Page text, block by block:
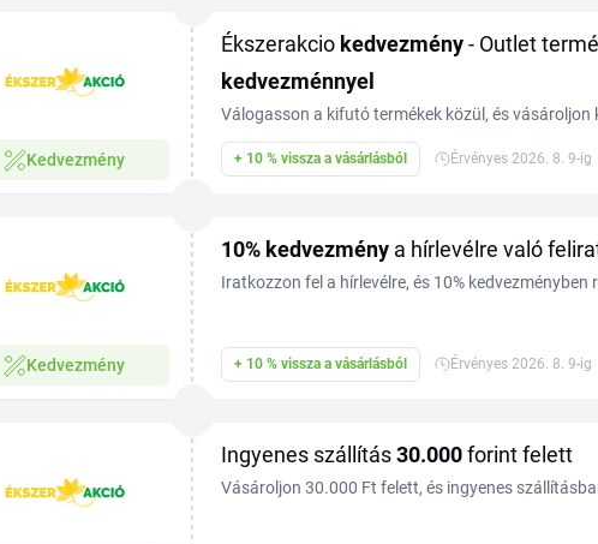
Kedvezmény
Ékszerakcio kedvezmény- Outlet
kedvezménnyel
Válogasson a kifutó termékek közül, és vásároljon
+ 10 % vissza a vásárlásból Érvényes 2026. 8. 9-ig
Kedvezmény
10% kedvezmény a hírlevélre való
Iratkozzon fel a hírlevélre, és 10% kedvezményben
+ 10 % vissza a vásárlásból Érvényes 2026. 8. 9-ig
Ingyenes szállítás30.000forint felett
Vásároljon 30.000 Ft felett, és ingyenes